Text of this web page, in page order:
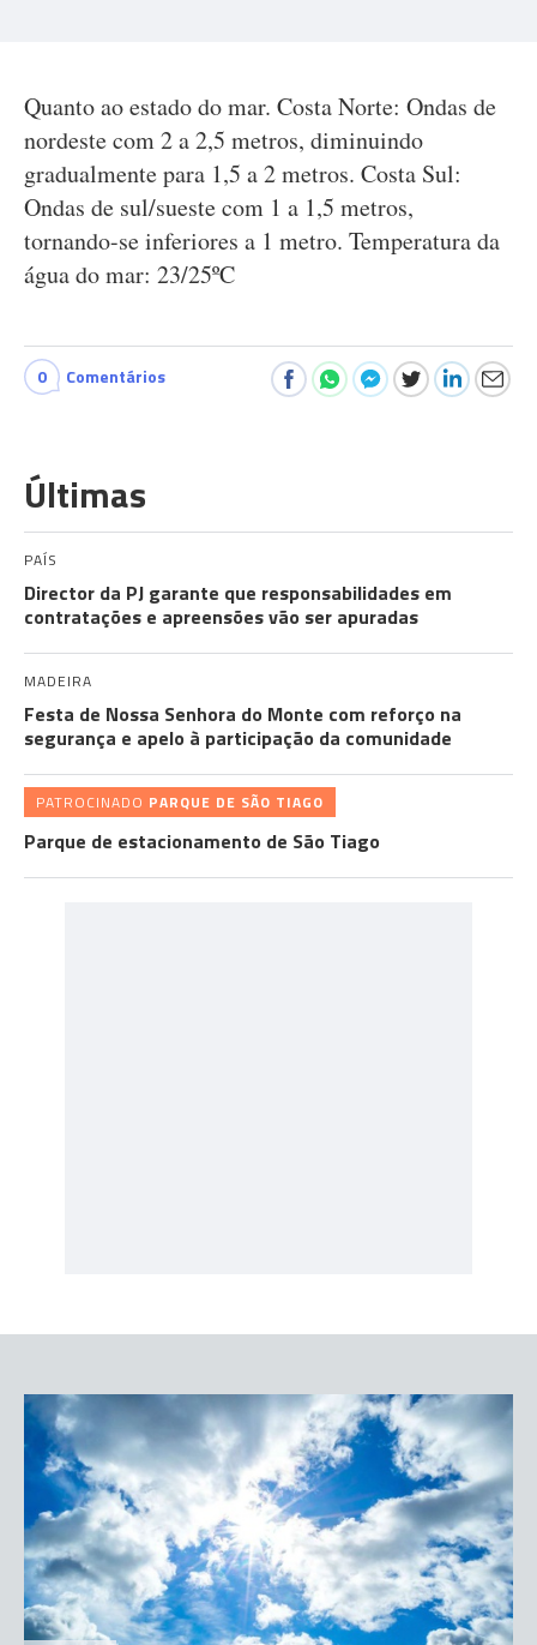
Quanto ao estado do mar. Costa Norte: Ondas de
nordeste com 2 a 2,5 metros, diminuindo
gradualmente para 1,5 a 2 metros. Costa Sul:
Ondas de sul/sueste com 1 a 1,5 metros,
tornando-se inferiores a 1 metro. Temperatura da
água do mar: 23/25ºC
0 Comentários
Últimas
PAÍS
Director da PJ garante que responsabilidades em
contratações e apreensões vão ser apuradas
MADEIRA
Festa de Nossa Senhora do Monte com reforço na
segurança e apelo à participação da comunidade
PATROCINADO PARQUE DE SÃO TIAGO
Parque de estacionamento de São Tiago